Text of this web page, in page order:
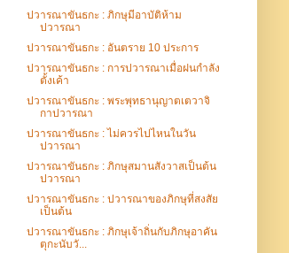
ปวารณาขันธกะ : ภิกษุมีอาบัติห้าม
ปวารณา
ปวารณาขันธกะ : อันตราย 10 ประการ
ปวารณาขันธกะ : การปวารณาเมื่อฝนกำลัง
ตั้งเค้า
ปวารณาขันธกะ : พระพุทธานุญาตเตวาจิ
กาปวารณา
ปวารณาขันธกะ : ไม่ควรไปไหนในวัน
ปวารณา
ปวารณาขันธกะ : ภิกษุสมานสังวาสเป็นต้น
ปวารณา
ปวารณาขันธกะ : ปวารณาของภิกษุที่สงสัย
เป็นต้น
ปวารณาขันธกะ : ภิกษุเจ้าถิ่นกับภิกษุอาคัน
ตุกะนับวั...